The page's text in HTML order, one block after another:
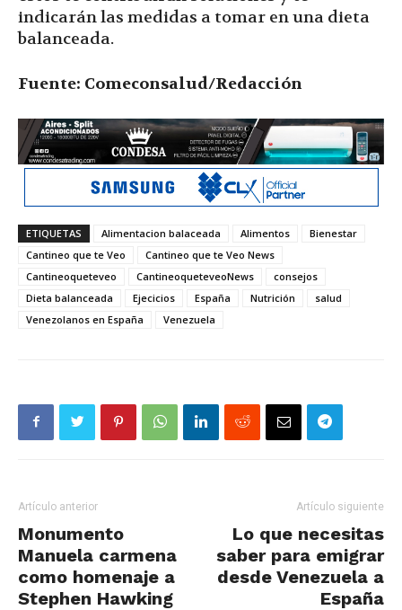
indicarán las medidas a tomar en una dieta
balanceada.
Fuente: Comeconsalud/Redacción
ETIQUETAS Alimentacion balaceada Alimentos
Bienestar
Cantineo que te Veo
Cantineo que te Veo News
Cantineoqueteveo
CantineoqueteveoNews
consejos
Dieta balanceada
Ejecicios España Nutrición
salud
Venezolanos en España
Venezuela
Artículo anterior
Monumento
Manuela carmena
como homenaje a
Stephen Hawking
Artículo siguiente
Lo que necesitas
saber para emigrar
desde Venezuela a
España